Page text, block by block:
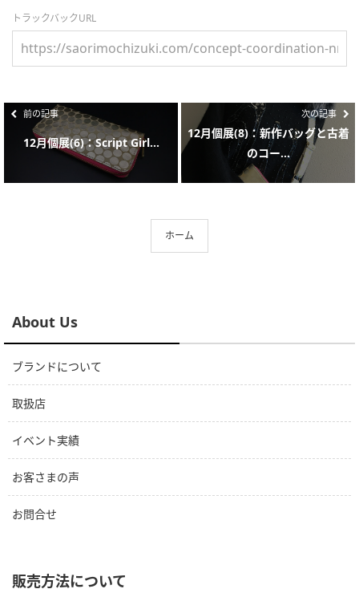
トラックバックURL
前の記事
12月個展(6)：Script Girl...
次の記事
12月個展(8)：新作バッグと古着
のコー...
ホーム
About Us
ブランドについて
取扱店
イベント実績
お客さまの声
お問合せ
販売方法について